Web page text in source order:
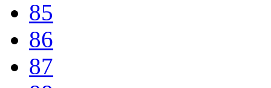
85
86
87